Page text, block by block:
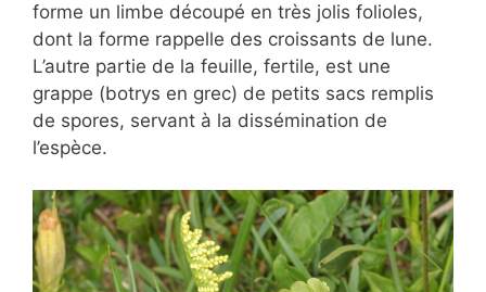
forme un limbe découpé en très jolis folioles,
dont la forme rappelle des croissants de lune.
L’autre partie de la feuille, fertile, est une
grappe (botrys en grec) de petits sacs remplis
de spores, servant à la dissémination de
l’espèce.